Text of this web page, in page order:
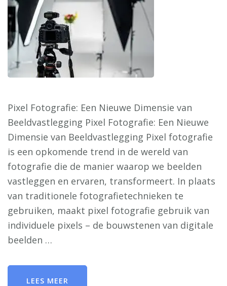
Pixel Fotografie: Een Nieuwe Dimensie van
Beeldvastlegging Pixel Fotografie: Een Nieuwe
Dimensie van Beeldvastlegging Pixel fotografie
is een opkomende trend in de wereld van
fotografie die de manier waarop we beelden
vastleggen en ervaren, transformeert. In plaats
van traditionele fotografietechnieken te
gebruiken, maakt pixel fotografie gebruik van
individuele pixels – de bouwstenen van digitale
beelden …
LEES MEER